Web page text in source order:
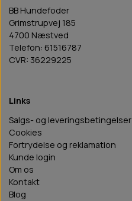
BB Hundefoder
Grimstrupvej 185
4700 Næstved
Telefon: 61516787
CVR: 36229225
Links
Salgs- og leveringsbetingelser
Cookies
Fortrydelse og reklamation
Kunde login
Om os
Kontakt
Blog